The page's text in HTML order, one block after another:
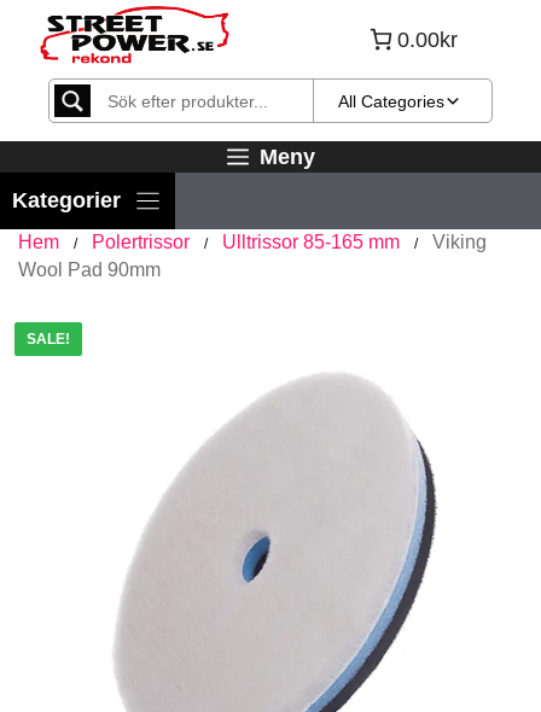
Hoppa
innehåll
0.00kr
All Categories
Meny
Hem / Polertrissor / Ulltrissor 85-165 mm /
Viking
Wool Pad 90mm
SALE!